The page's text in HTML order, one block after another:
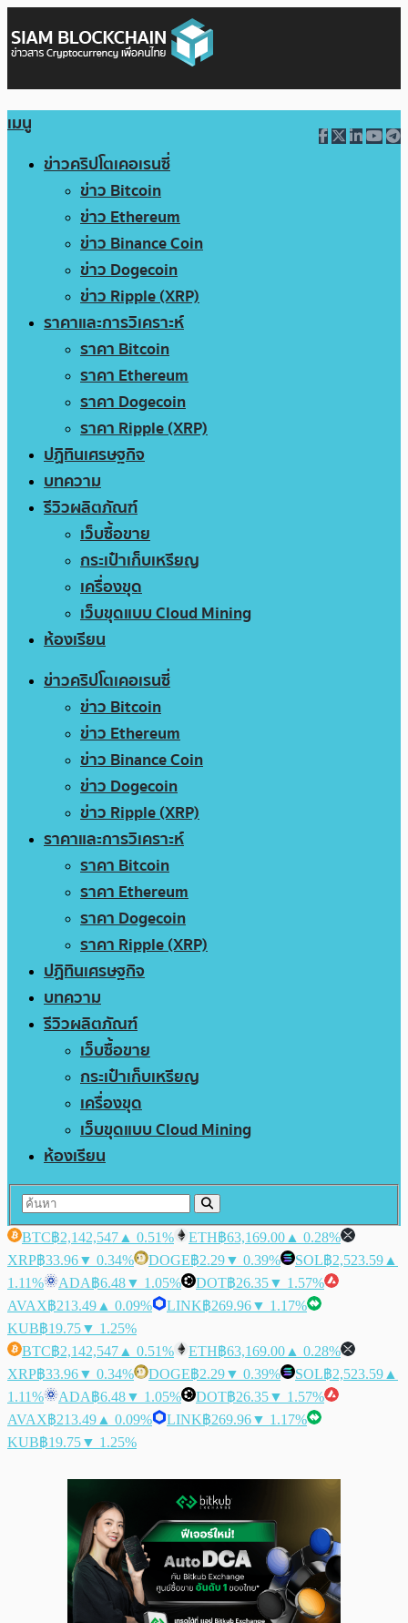
เมนู
ข่าวคริปโตเคอเรนซี่
ข่าว Bitcoin
ข่าว Ethereum
ข่าว Binance Coin
ข่าว Dogecoin
ข่าว Ripple (XRP)
ราคาและการวิเคราะห์
ราคา Bitcoin
ราคา Ethereum
ราคา Dogecoin
ราคา Ripple (XRP)
ปฏิทินเศรษฐกิจ
บทความ
รีวิวผลิตภัณฑ์
เว็บซื้อขาย
กระเป๋าเก็บเหรียญ
เครื่องขุด
เว็บขุดแบบ Cloud Mining
ห้องเรียน
ข่าวคริปโตเคอเรนซี่
ข่าว Bitcoin
ข่าว Ethereum
ข่าว Binance Coin
ข่าว Dogecoin
ข่าว Ripple (XRP)
ราคาและการวิเคราะห์
ราคา Bitcoin
ราคา Ethereum
ราคา Dogecoin
ราคา Ripple (XRP)
ปฏิทินเศรษฐกิจ
บทความ
รีวิวผลิตภัณฑ์
เว็บซื้อขาย
กระเป๋าเก็บเหรียญ
เครื่องขุด
เว็บขุดแบบ Cloud Mining
ห้องเรียน
BTC฿2,142,547 ▲ 0.51% ETH฿63,169.00 ▲ 0.28%
XRP฿33.96▼ 0.34% DOGE฿2.29▼ 0.39% SOL฿2,523.59 ▲
1.11%
ADA฿6.48▼ 1.05% DOT฿26.35▼ 1.57%
AVAX฿213.49 ▲ 0.09% LINK฿269.96▼ 1.17%
KUB฿19.75▼ 1.25%
BTC฿2,142,547 ▲ 0.51% ETH฿63,169.00 ▲ 0.28%
XRP฿33.96▼ 0.34% DOGE฿2.29▼ 0.39% SOL฿2,523.59 ▲
1.11%
ADA฿6.48▼ 1.05% DOT฿26.35▼ 1.57%
AVAX฿213.49 ▲ 0.09% LINK฿269.96▼ 1.17%
KUB฿19.75▼ 1.25%